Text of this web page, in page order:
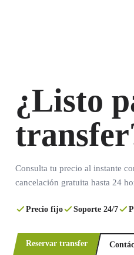
¿Listo
Consulta tu precio al instante
cancelación gratuita hasta 24
Precio fijo Soporte 24/7
Reservar transfer